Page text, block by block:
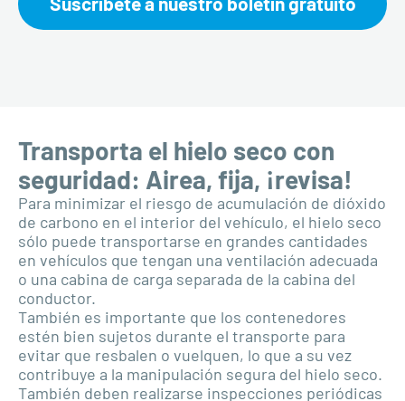
Transporta el hielo seco con
seguridad: Airea, fija, ¡revisa!
Para minimizar el riesgo de acumulación de dióxido
de carbono en el interior del vehículo, el hielo seco
sólo puede transportarse en grandes cantidades
en vehículos que tengan una ventilación adecuada
o una cabina de carga separada de la cabina del
conductor.
También es importante que los contenedores
estén bien sujetos durante el transporte para
evitar que resbalen o vuelquen, lo que a su vez
contribuye a la manipulación segura del hielo seco.
También deben realizarse inspecciones periódicas